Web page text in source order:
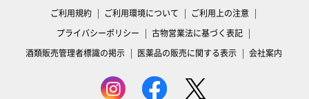
ご利用規約 ご利用環境について
ご利用上の注意
プライバシーポリシー
古物営業法に基づく表記
酒類販売管理者標識の掲示
医薬品の販売に関する表示 会社案内